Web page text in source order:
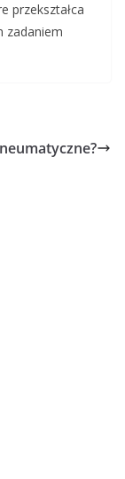
przekształca
zadaniem